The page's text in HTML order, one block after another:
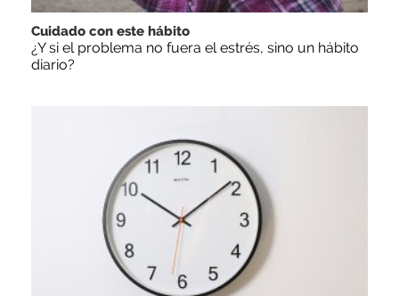
Cuidado con este hábito
¿Y si el problema no fuera el estrés, sino un hábito
diario?